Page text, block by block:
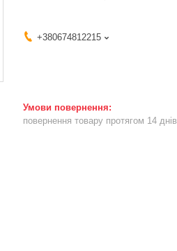
+380674812215
повернення товару протягом 14 днів